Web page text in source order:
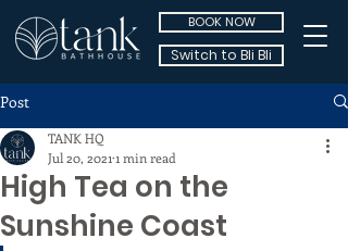
BOOK NOW
Switch to Bli Bli
Post
High Tea on the
Sunshine Coast
TANK HQ
Jul 20, 2021 1 min read